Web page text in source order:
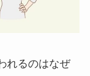
れるのはなぜ